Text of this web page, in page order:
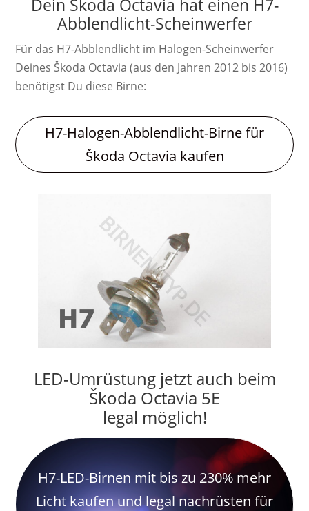
Dein Škoda Octavia hat einen H7-
Abblendlicht-Scheinwerfer
Für das H7-Abblendlicht im Halogen-Scheinwerfer
Deines Škoda Octavia (aus den Jahren 2012 bis 2016)
benötigst Du diese Birne:
H7-Halogen-Abblendlicht-Birne für
Škoda Octavia kaufen
LED-Umrüstung jetzt auch beim
Škoda Octavia 5E
legal möglich!
H7-LED-Birnen mit bis zu 230% mehr
Licht kaufen und legal nachrüsten für